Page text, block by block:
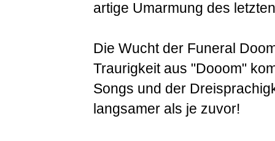
artige Umarmung des
Die Wucht der Funeral
Traurigkeit aus "Dooom"
Songs und der
langsamer als je zuvor!